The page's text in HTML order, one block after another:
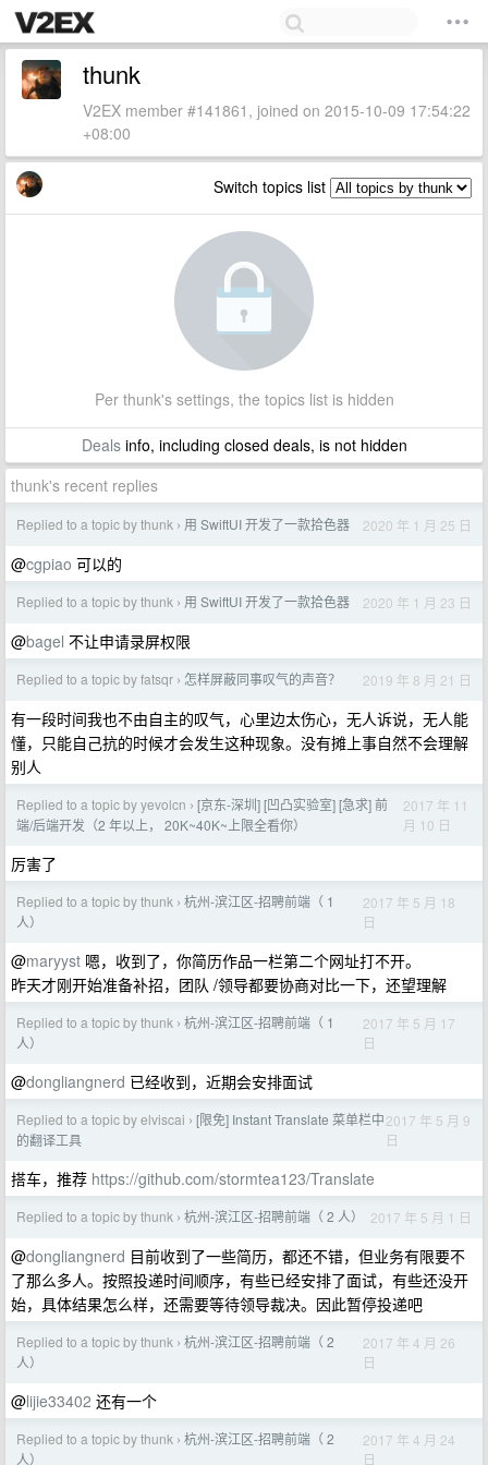
thunk
V2EX member #141861, joined on 2015-10-09 17:54:22
+08:00
Switch topics list
Per thunk's settings, the topics list is hidden
Dealsinfo, including closed deals, is not hidden
thunk's recent replies
Replied to a topic by thunk › 用 SwiftUI 开发了一款拾色器 2020 年 1 月 25 日
@cgpiao 可以的
Replied to a topic by thunk › 用 SwiftUI 开发了一款拾色器 2020 年 1 月 23 日
@bagel 不让申请录屏权限
Replied to a topic by fatsqr › 怎样屏蔽同事叹气的声音？ 2019 年 8 月 21 日
有一段时间我也不由自主的叹气，心里边太伤心，无人诉说，无人能
懂，只能自己抗的时候才会发生这种现象。没有摊上事自然不会理解
别人
Replied to a topic by yevolcn › [京东-深圳] [凹凸实验室] [急求] 前
端/后端开发（2 年以上， 20K~40K~上限全看你）
2017 年 11
月 10 日
厉害了
Replied to a topic by thunk › 杭州-滨江区-招聘前端（ 1
人）
2017 年 5 月 18
日
@maryyst 嗯，收到了，你简历作品一栏第二个网址打不开。
昨天才刚开始准备补招，团队 /领导都要协商对比一下，还望理解
Replied to a topic by thunk › 杭州-滨江区-招聘前端（ 1
人）
2017 年 5 月 17
日
@dongliangnerd 已经收到，近期会安排面试
Replied to a topic by elviscai › [限免] Instant Translate 菜单栏中
的翻译工具
2017 年 5 月 9
日
搭车，推荐 https://github.com/stormtea123/Translate
Replied to a topic by thunk › 杭州-滨江区-招聘前端（ 2 人） 2017 年 5 月 1 日
@dongliangnerd 目前收到了一些简历，都还不错，但业务有限要不
了那么多人。按照投递时间顺序，有些已经安排了面试，有些还没开
始，具体结果怎么样，还需要等待领导裁决。因此暂停投递吧
Replied to a topic by thunk › 杭州-滨江区-招聘前端（ 2
人）
2017 年 4 月 26
日
@lijie33402 还有一个
Replied to a topic by thunk › 杭州-滨江区-招聘前端（ 2
人）
2017 年 4 月 24
日